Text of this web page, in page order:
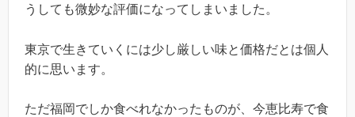
うしても微妙な評価になってしまいました。
東京で生きていくには少し厳しい味と価格だとは個人
的に思います。
ただ福岡でしか食べれなかったものが、今恵比寿で食